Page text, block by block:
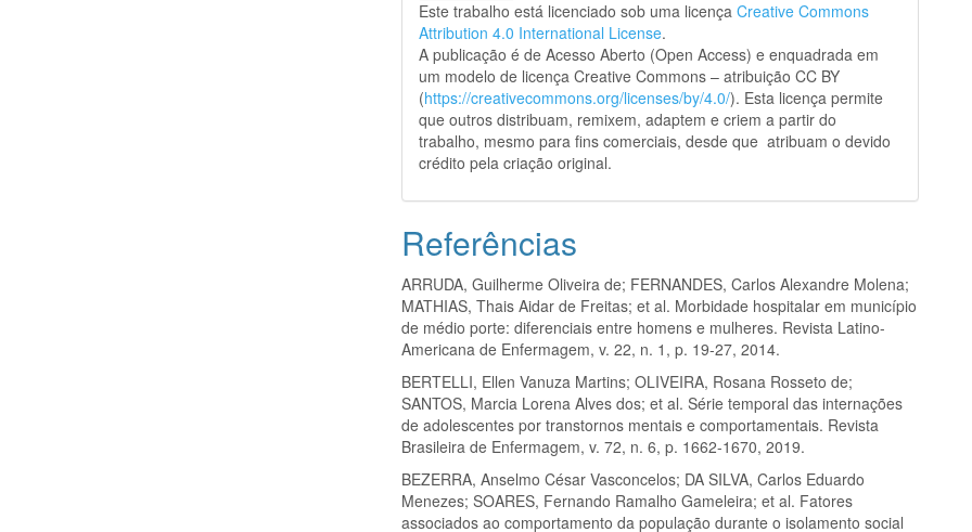
Este trabalho está licenciado sob uma licençaCreative Commons
Attribution 4.0 International License.
A publicação é de Acesso Aberto (Open Access) e enquadrada em
um modelo de licença Creative Commons – atribuição CC BY
(https://creativecommons.org/licenses/by/4.0/). Esta licença permite
que outros distribuam, remixem, adaptem e criem a partir do
trabalho, mesmo para fins comerciais, desde que atribuam o devido
crédito pela criação original.
Referências
ARRUDA, Guilherme Oliveira de; FERNANDES, Carlos Alexandre Molena;
MATHIAS, Thais Aidar de Freitas; et al. Morbidade hospitalar em município
de médio porte: diferenciais entre homens e mulheres. Revista Latino-
Americana de Enfermagem, v. 22, n. 1, p. 19-27, 2014.
BERTELLI, Ellen Vanuza Martins; OLIVEIRA, Rosana Rosseto de;
SANTOS, Marcia Lorena Alves dos; et al. Série temporal das internações
de adolescentes por transtornos mentais e comportamentais. Revista
Brasileira de Enfermagem, v. 72, n. 6, p. 1662-1670, 2019.
BEZERRA, Anselmo César Vasconcelos; DA SILVA, Carlos Eduardo
Menezes; SOARES, Fernando Ramalho Gameleira; et al. Fatores
associados ao comportamento da população durante o isolamento social